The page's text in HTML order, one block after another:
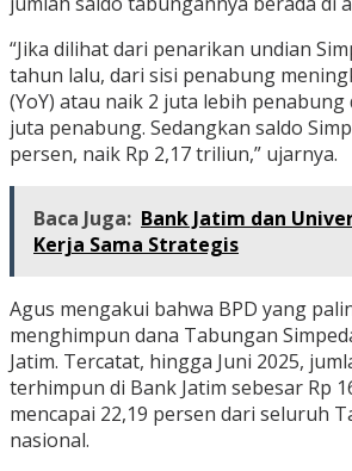
“Jika dilihat dari penarikan undian
tahun lalu, dari sisi penabung
(YoY) atau naik 2 juta lebih penabung
juta penabung. Sedangkan saldo
persen, naik Rp 2,17 triliun,” ujarnya.
Baca Juga: Bank Jatim dan
Kerja Sama Strategis
Agus mengakui bahwa BPD yang
menghimpun dana Tabungan
Jatim. Tercatat, hingga Juni 2025,
terhimpun di Bank Jatim sebesar Rp
mencapai 22,19 persen dari seluruh
nasional.